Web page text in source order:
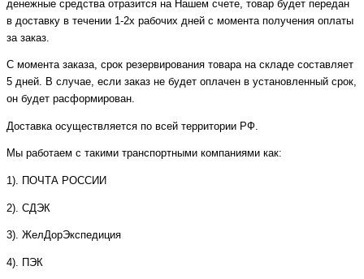
денежные средства отразится на Нашем счете, товар будет передан
в доставку в течении 1-2х рабочих дней с момента получения оплаты
за заказ.
С момента заказа, срок резервирования товара на складе составляет
5 дней. В случае, если заказ не будет оплачен в установленный срок,
он будет расформирован.
Доставка осуществляется по всей территории РФ.
Мы работаем с такими транспортными компаниями как:
1). ПОЧТА РОССИИ
2). СДЭК
3). ЖелДорЭкспедиция
4). ПЭК